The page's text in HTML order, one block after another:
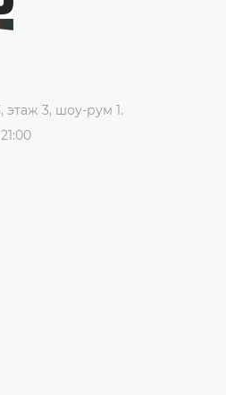
этаж 3, шоу-рум 1.